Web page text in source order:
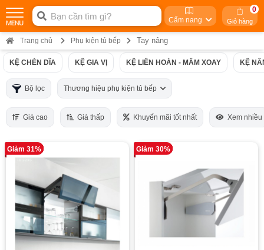
Cẩm nang Giỏ hàng
0
Trang chủ Phụ kiện tủ bếp Tay nâng
KỆ CHÉN DĨA KỆ GIA VỊ KỆ LIÊN HOÀN - MÂM XOAY KỆ
Bộ lọc Thương hiệu phụ kiện tủ bếp
Giá cao Giá thấp Khuyến mãi tốt nhất Xem nhiều
Giảm 31% Giảm 30%